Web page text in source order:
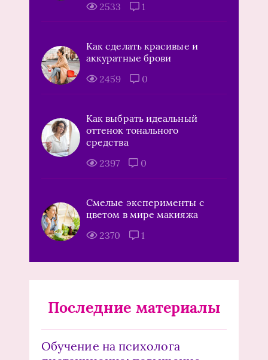
2533
1
Как сделать красивые и
аккуратные брови
2459
0
Как выбрать идеальный
оттенок тонального
средства
2397
0
Смелые эксперименты с
цветом в мире макияжа
2370
1
Последние материалы
Обучение на психолога